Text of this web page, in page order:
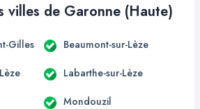
villes de Garonne (Haute)
Gilles Beaumont-sur-Lèze
Labarthe-sur-Lèze
Mondouzil